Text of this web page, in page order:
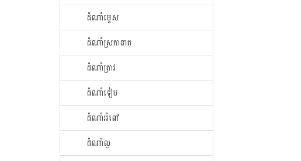
ដំណាំ​ម្ទេស​
ដំណាំ​ស្រកានាគ
ដំណាំ​ត្រាវ
ដំណាំទៀប
ដំណាំអំពៅ
ដំណាំល្ង